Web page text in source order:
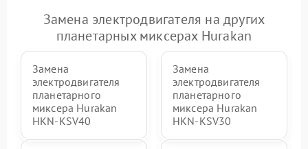
Замена электродвигателя на других
планетарных миксерах Hurakan
Замена
электродвигателя
планетарного
миксера Hurakan
HKN-KSV40
Замена
электродвигателя
планетарного
миксера Hurakan
HKN-KSV30